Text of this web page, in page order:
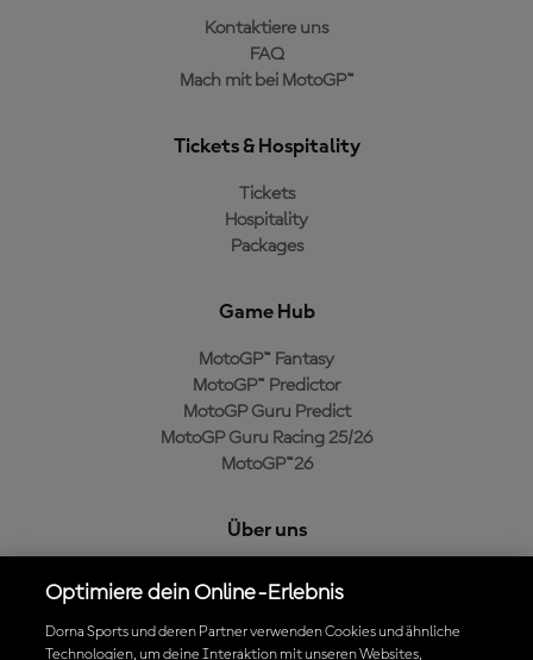
Kontaktiere uns
FAQ
Mach mit bei MotoGP™
Tickets & Hospitality
Tickets
Hospitality
Packages
Game Hub
MotoGP™ Fantasy
MotoGP™ Predictor
MotoGP Guru Predict
MotoGP Guru Racing 25/26
MotoGP™26
Über uns
Cookie-Richtlinien
Geschäftsbedingungen
Optimiere dein Online-Erlebnis
Dorna Sports und deren Partner verwenden Cookies und ähnliche
Technologien, um deine Interaktion mit unseren Websites,